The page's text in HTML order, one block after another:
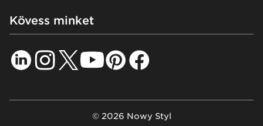
Kövess minket
© 2026 Nowy Styl